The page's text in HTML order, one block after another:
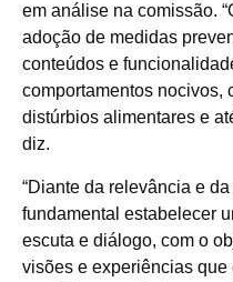
em análise na comissão.
adoção de medidas
conteúdos e
comportamentos nocivos,
distúrbios alimentares e
diz.
“Diante da relevância e
fundamental estabelecer
escuta e diálogo, com o
visões e experiências que